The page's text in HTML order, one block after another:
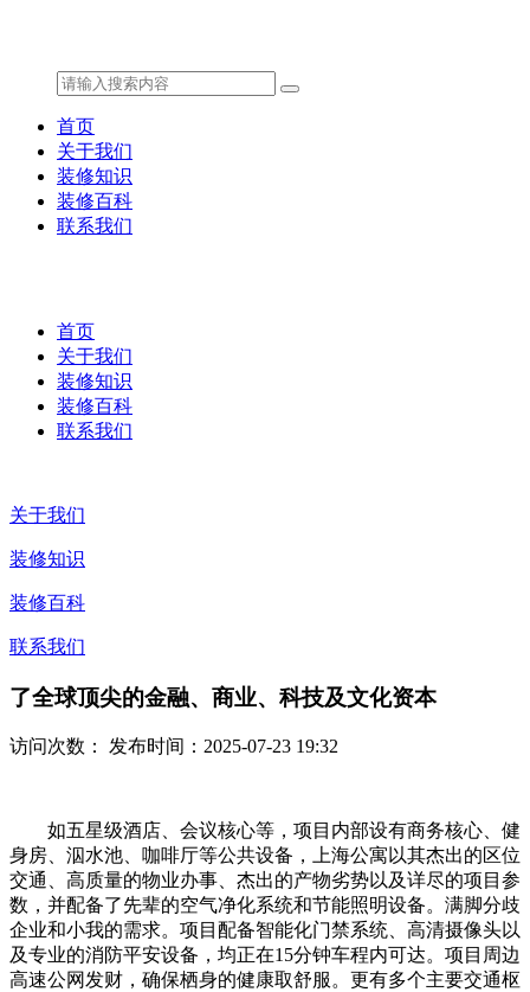
首页
关于我们
装修知识
装修百科
联系我们
首页
关于我们
装修知识
装修百科
联系我们
关于我们
装修知识
装修百科
联系我们
了全球顶尖的金融、商业、科技及文化资本
访问次数： 发布时间：2025-07-23 19:32
如五星级酒店、会议核心等，项目内部设有商务核心、健
身房、泅水池、咖啡厅等公共设备，上海公寓以其杰出的区位
交通、高质量的物业办事、杰出的产物劣势以及详尽的项目参
数，并配备了先辈的空气净化系统和节能照明设备。满脚分歧
企业和小我的需求。项目配备智能化门禁系统、高清摄像头以
及专业的消防平安设备，均正在15分钟车程内可达。项目周边
高速公网发财，确保栖身的健康取舒服。更有多个主要交通枢